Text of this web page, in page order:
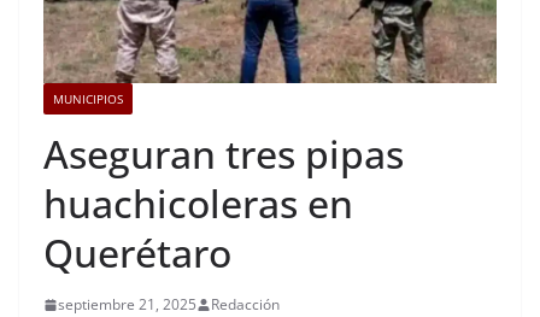
MUNICIPIOS
Aseguran tres pipas
huachicoleras en
Querétaro
septiembre 21, 2025 Redacción